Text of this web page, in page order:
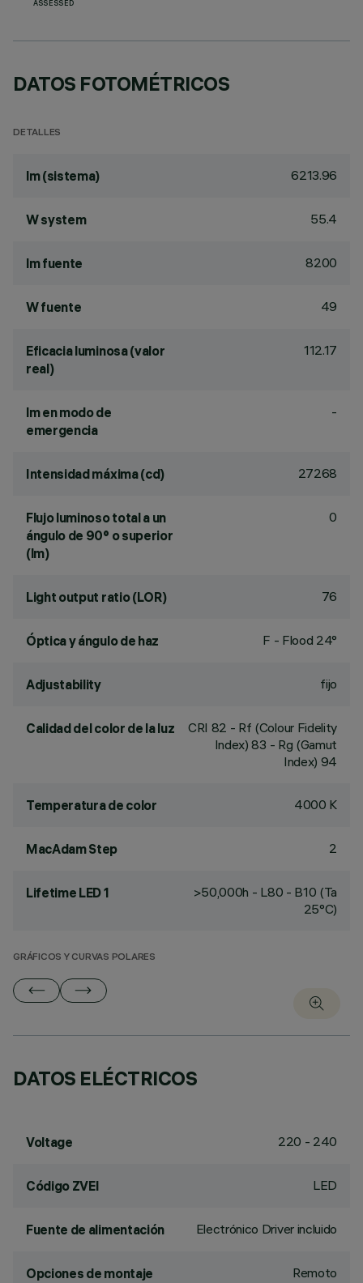
ASSESSED
DATOS FOTOMÉTRICOS
DETALLES
lm (sistema) 6213.96
W system 55.4
lm fuente 8200
W fuente 49
Eficacia luminosa (valor
real)
112.17
lm en modo de
emergencia
-
Intensidad máxima (cd) 27268
Flujo luminoso total a un
ángulo de 90° o superior
(lm)
0
Light output ratio (LOR) 76
Óptica y ángulo de haz F - Flood 24°
Adjustability fijo
Calidad del color de la luz CRI 82 - Rf (Colour Fidelity
Index) 83 - Rg (Gamut
Index) 94
Temperatura de color 4000 K
MacAdam Step 2
Lifetime LED 1
>50,000h - L80 - B10 (Ta
25°C)
GRÁFICOS Y CURVAS POLARES
DATOS ELÉCTRICOS
Voltage 220 - 240
Código ZVEI LED
Fuente de alimentación Electrónico Driver incluido
Opciones de montaje Remoto